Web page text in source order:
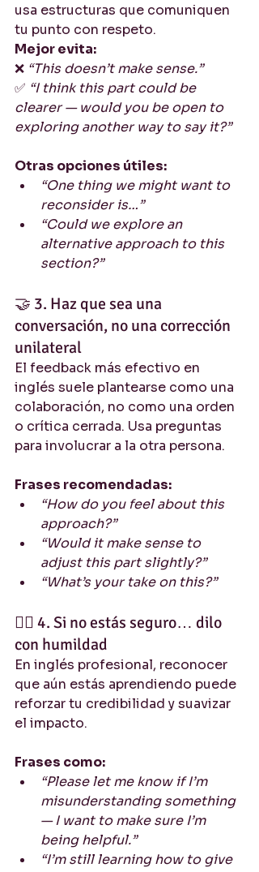
usa estructuras que comuniquen
tu punto con respeto.
Mejor evita:
❌ “This doesn’t make sense.”
✅ “I think this part could be
clearer — would you be open to
exploring another way to say it?”
Otras opciones útiles:
“One thing we might want to
reconsider is…”
“Could we explore an
alternative approach to this
section?”
🤝 3. Haz que sea una
conversación, no una corrección
unilateral
El feedback más efectivo en
inglés suele plantearse como una
colaboración, no como una orden
o crítica cerrada. Usa preguntas
para involucrar a la otra persona.
Frases recomendadas:
“How do you feel about this
approach?”
“Would it make sense to
adjust this part slightly?”
“What’s your take on this?”
🧘‍♂️ 4. Si no estás seguro… dilo
con humildad
En inglés profesional, reconocer
que aún estás aprendiendo puede
reforzar tu credibilidad y suavizar
el impacto.
Frases como:
“Please let me know if I’m
misunderstanding something
— I want to make sure I’m
being helpful.”
“I’m still learning how to give